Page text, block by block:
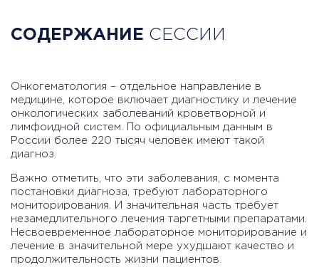
СОДЕРЖАНИЕ СЕССИИ
Онкогематология – отдельное направление в
медицине, которое включает диагностику и лечение
онкологических заболеваний кроветворной и
лимфоидной систем. По официальным данным в
России более 220 тысяч человек имеют такой
диагноз.
Важно отметить, что эти заболевания, с момента
постановки диагноза, требуют лабораторного
мониторирования. И значительная часть требует
незамедлительного лечения таргетными препаратами.
Несвоевременное лабораторное мониторирование и
лечение в значительной мере ухудшают качество и
продолжительность жизни пациентов.